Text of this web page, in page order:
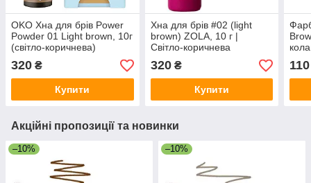
OKO Хна для брів Power
Powder 01 Light brown, 10г
(світло-коричнева)
320 ₴
Купити
Хна для брів #02 (light
brown) ZOLA, 10 г |
Світло-коричнева
320₴
Купити
110
Акційні пропозиції та новинки
–10% –10%